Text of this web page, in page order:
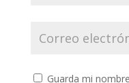
Guarda mi